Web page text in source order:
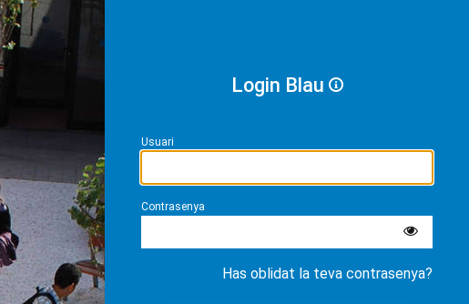
Login Blau
Usuari
Contrasenya
Has oblidat la teva contrasenya?